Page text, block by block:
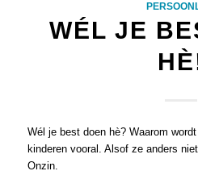
WÉL JE
Wél je best doen hè? Waarom
kinderen vooral. Alsof ze anders niet
Onzin.